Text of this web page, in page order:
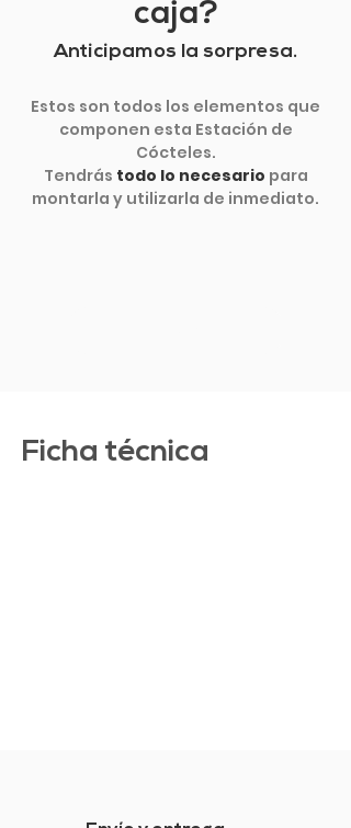
caja?
Anticipamos la sorpresa.
Estos son todos los elementos que
componen esta Estación de
Cócteles.
Tendrás todo lo necesario para
montarla y utilizarla de inmediato.
Ficha técnica